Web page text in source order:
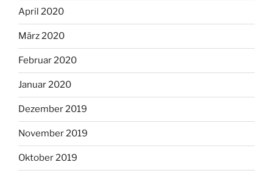
April 2020
März 2020
Februar 2020
Januar 2020
Dezember 2019
November 2019
Oktober 2019